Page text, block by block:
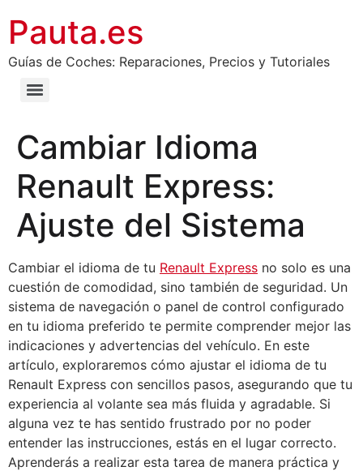
Pauta.es
Guías de Coches: Reparaciones, Precios y Tutoriales
Cambiar Idioma
Renault Express:
Ajuste del Sistema
Cambiar el idioma de tu Renault Express no solo es una
cuestión de comodidad, sino también de seguridad. Un
sistema de navegación o panel de control configurado
en tu idioma preferido te permite comprender mejor las
indicaciones y advertencias del vehículo. En este
artículo, exploraremos cómo ajustar el idioma de tu
Renault Express con sencillos pasos, asegurando que tu
experiencia al volante sea más fluida y agradable. Si
alguna vez te has sentido frustrado por no poder
entender las instrucciones, estás en el lugar correcto.
Aprenderás a realizar esta tarea de manera práctica y